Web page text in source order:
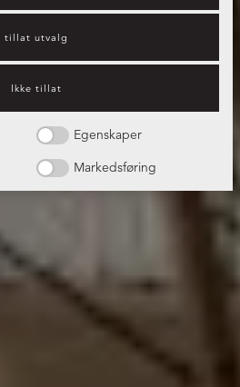
tillat utvalg
Ikke tillat
Egenskaper
Markedsføring